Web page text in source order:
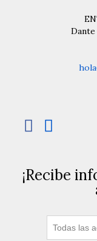
Dante
 
¡Recibe